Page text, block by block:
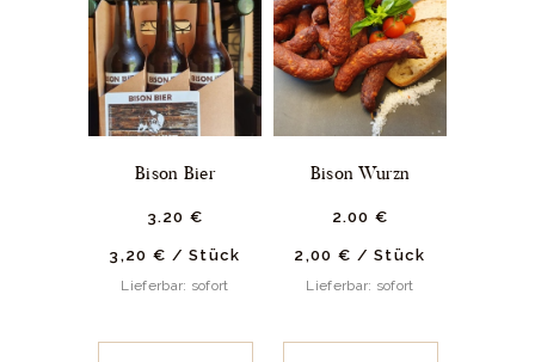
Bison Bier
3. 20 €
3,20 € /Stück
Lieferbar: sofort
Bison Wurzn
2.00 €
2,00 € /Stück
Lieferbar: sofort